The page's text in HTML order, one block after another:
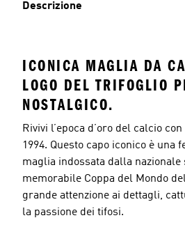
Descrizione
ICONICA MAGLIA DA
LOGO DEL TRIFOGLIO
NOSTALGICO.
Rivivi l’epoca d’oro del calcio
1994. Questo capo iconico è una
maglia indossata dalla nazionale
memorabile Coppa del Mondo
grande attenzione ai dettagli,
la passione dei tifosi.